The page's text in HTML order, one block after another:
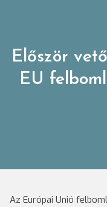
Először
EU
Az Európai Unió